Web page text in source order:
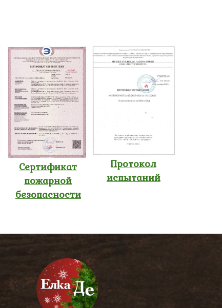
Сертификат
пожарной
безопасности
Протокол
испытаний